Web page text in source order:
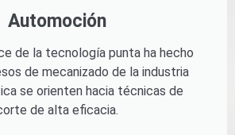
Automoción
de la tecnología punta ha hecho
de mecanizado de la industria
se orienten hacia técnicas de
de alta eficacia.